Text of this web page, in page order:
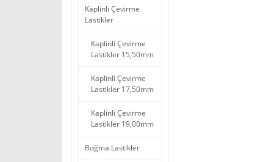
Kaplinli Çevirme
Lastikler
Kaplinli Çevirme
Lastikler 15,50mm
Kaplinli Çevirme
Lastikler 17,50mm
Kaplinli Çevirme
Lastikler 19,00mm
Boğma Lastikler